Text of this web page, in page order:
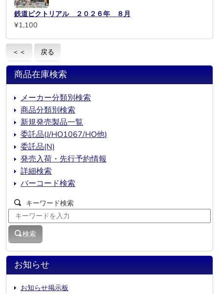
鉄道ピクトリアル ２０２６年 ８月
¥1,100
＜＜ 戻る
お知らせ
お知らせ掲示板
商品在庫検索
メーカー分類別検索
商品分類別検索
新規発売製品一覧
委託品(J/HO1067/HO他)
委託品(N)
発売入荷・先行予約情報
詳細検索
バーコード検索
キーワード検索
検索